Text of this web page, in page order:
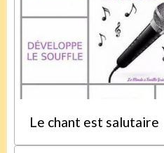
Le chant est salutaire